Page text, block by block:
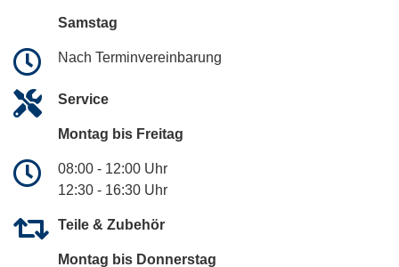
Samstag
Nach Terminvereinbarung
Service
Montag bis Freitag
08:00 - 12:00 Uhr
12:30 - 16:30 Uhr
Teile & Zubehör
Montag bis Donnerstag